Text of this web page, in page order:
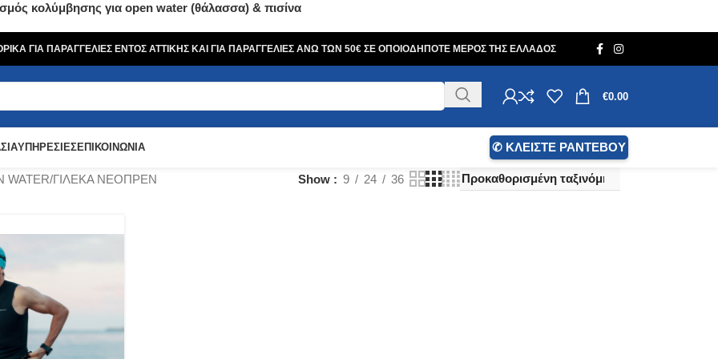
κολύμβησης για open water (θάλασσα) & πισίνα
ΓΙΑ ΠΑΡΑΓΓΕΛΙΕΣ ΕΝΤΟΣ ΑΤΤΙΚΗΣ ΚΑΙ ΓΙΑ ΠΑΡΑΓΓΕΛΙΕΣ ΑΝΩ ΤΩΝ 50€ ΣΕ ΟΠΟΙΟΔΗΠΟΤΕ ΜΕΡΟΣ ΤΗΣ ΕΛΛΑΔΟΣ
€0.00
ΥΠΗΡΕΣΙΕΣΕΠΙΚΟΙΝΩΝΙΑ ✆ ΚΛΕΙΣΤΕ ΡΑΝΤΕΒΟΥ
WATER ΓΙΛΕΚΑ ΝΕΟΠΡΕΝ Show 9 24 36